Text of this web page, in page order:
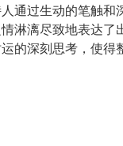
通过生动的笔触和
淋漓尽致地表达了
的深刻思考，使得